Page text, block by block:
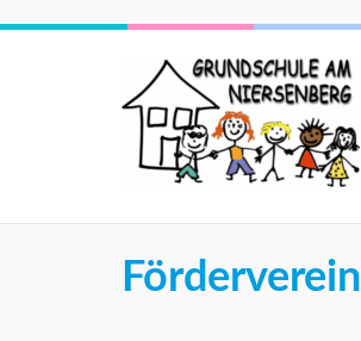
Förderverein